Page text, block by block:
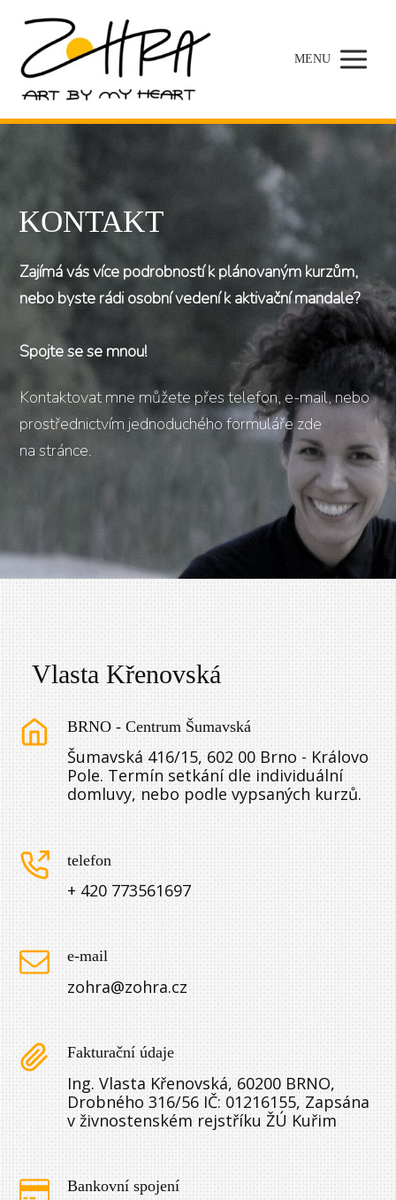
MENU
KONTAKT
Zajímá vás více podrobností k plánovaným kurzům,
nebo byste rádi osobní vedení k aktivační mandale?
Spojte se se mnou!
Kontaktovat mne můžete přes telefon, e-mail, nebo
prostřednictvím jednoduchého formuláře zde
na stránce.
Vlasta Křenovská
BRNO - Centrum Šumavská
Šumavská 416/15, 602 00 Brno - Královo
Pole. Termín setkání dle individuální
domluvy, nebo podle vypsaných kurzů.
telefon
+ 420 773561697
e-mail
zohra@zohra.cz
Fakturační údaje
Ing. Vlasta Křenovská, 60200 BRNO,
Drobného 316/56 IČ: 01216155, Zapsána
v živnostenském rejstříku ŽÚ Kuřim
Bankovní spojení